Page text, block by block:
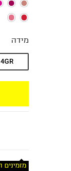
מידה
4GR
מזמינים